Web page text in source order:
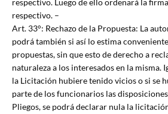
respectivo. Luego de ello ordenará la
respectivo. –
Art. 33°: Rechazo de la Propuesta: La
podrá también si así lo estima
propuestas, sin que esto de derecho a
naturaleza a los interesados en la misma.
la Licitación hubiere tenido vicios o si se
parte de los funcionarios las
Pliegos, se podrá declarar nula la